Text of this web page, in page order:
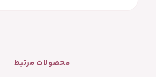
محصولات مرتبط